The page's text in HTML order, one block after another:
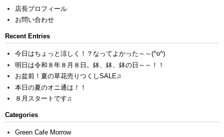
店長プロフィール
お問い合わせ
Recent Entries
今日はちょっと涼しく！？なってよかった～～(^o^)
明日は令和８年８月８日。鉢、鉢、鉢の日～～！！
お盆前！夏の草花売りつくしSALE♫
本日の夏のオニ通は！！
８月スタートです♫
Categories
Green Cafe Morrow